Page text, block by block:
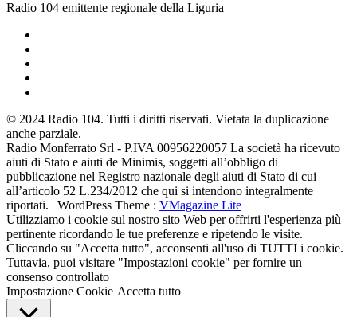
Radio 104 emittente regionale della Liguria
© 2024 Radio 104. Tutti i diritti riservati. Vietata la duplicazione
anche parziale.
Radio Monferrato Srl - P.IVA 00956220057 La società ha ricevuto
aiuti di Stato e aiuti de Minimis, soggetti all’obbligo di
pubblicazione nel Registro nazionale degli aiuti di Stato di cui
all’articolo 52 L.234/2012 che qui si intendono integralmente
riportati. | WordPress Theme : VMagazine Lite
Utilizziamo i cookie sul nostro sito Web per offrirti l'esperienza più
pertinente ricordando le tue preferenze e ripetendo le visite.
Cliccando su "Accetta tutto", acconsenti all'uso di TUTTI i cookie.
Tuttavia, puoi visitare "Impostazioni cookie" per fornire un
consenso controllato
Impostazione Cookie Accetta tutto